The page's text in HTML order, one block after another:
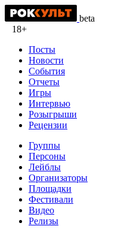
beta
18+
Посты
Новости
События
Отчеты
Игры
Интервью
Розыгрыши
Рецензии
Группы
Персоны
Лейблы
Организаторы
Площадки
Фестивали
Видео
Релизы